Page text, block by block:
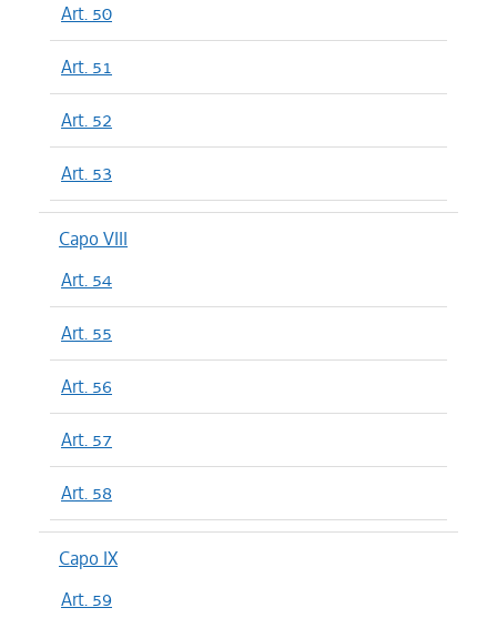
Art. 50
Art. 51
Art. 52
Art. 53
Capo VIII
Art. 54
Art. 55
Art. 56
Art. 57
Art. 58
Capo IX
Art. 59